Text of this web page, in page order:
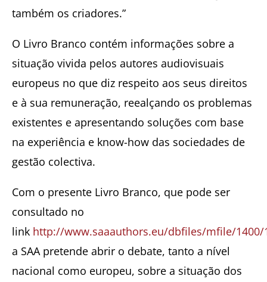
também os criadores.”
O Livro Branco contém informações sobre a
situação vivida pelos autores audiovisuais
europeus no que diz respeito aos seus direitos
e à sua remuneração, reealçando os problemas
existentes e apresentando soluções com base
na experiência e know-how das sociedades de
gestão colectiva.
Com o presente Livro Branco, que pode ser
consultado no
link http://www.saaauthors.eu/dbfiles/mfile/1400/
a SAA pretende abrir o debate, tanto a nível
nacional como europeu, sobre a situação dos